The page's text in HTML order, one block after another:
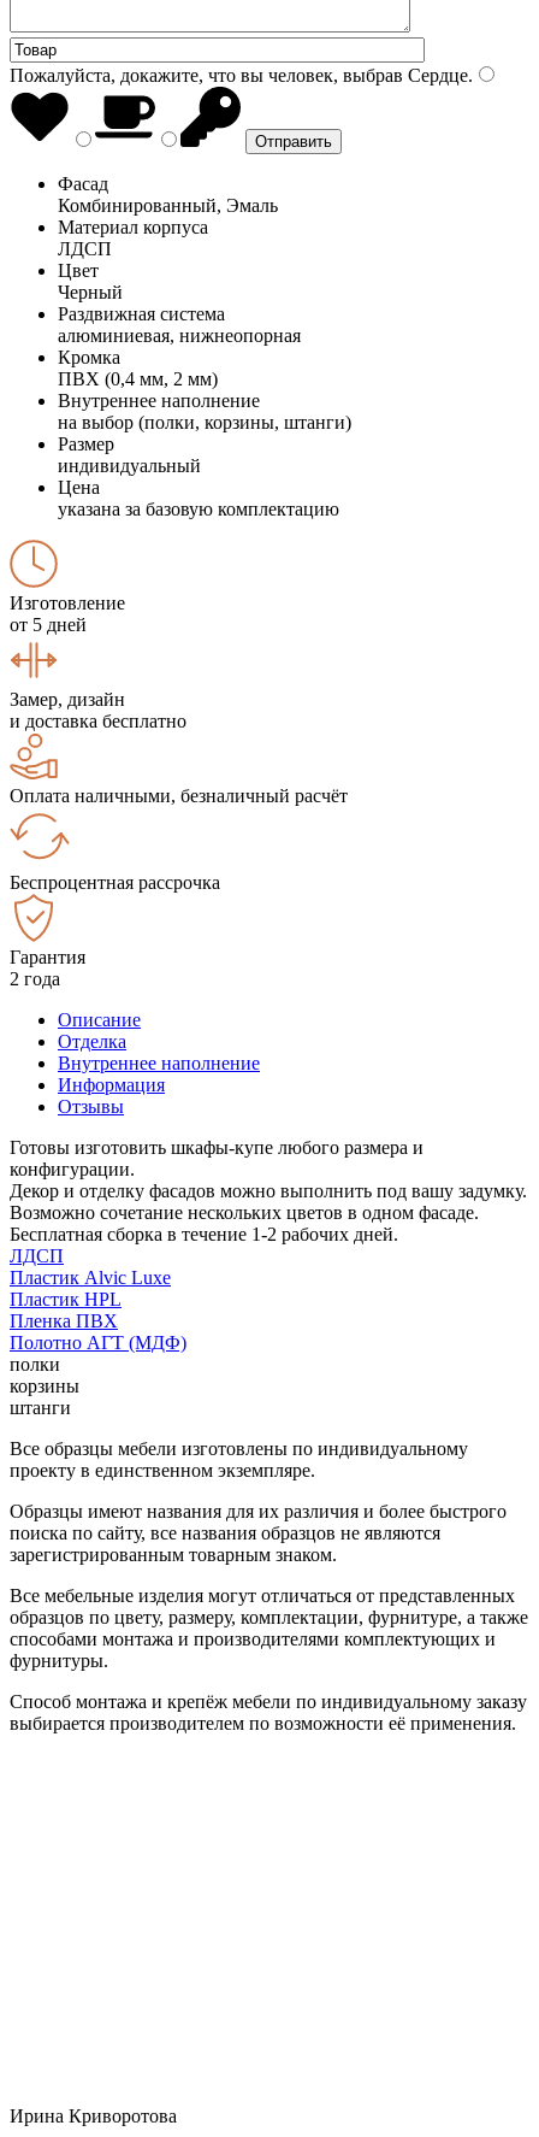
Пожалуйста, докажите, что вы человек, выбрав Сердце.
Фасад
Комбинированный, Эмаль
Материал корпуса
ЛДСП
Цвет
Черный
Раздвижная система
алюминиевая, нижнеопорная
Кромка
ПВХ (0,4 мм, 2 мм)
Внутреннее наполнение
на выбор (полки, корзины, штанги)
Размер
индивидуальный
Цена
указана за базовую комплектацию
Изготовление
от 5 дней
Замер, дизайн
и доставка бесплатно
Оплата наличными, безналичный расчёт
Беспроцентная рассрочка
Гарантия
2 года
Описание
Отделка
Внутреннее наполнение
Информация
Отзывы
Готовы изготовить шкафы-купе любого размера и
конфигурации.
Декор и отделку фасадов можно выполнить под вашу задумку.
Возможно сочетание нескольких цветов в одном фасаде.
Бесплатная сборка в течение 1-2 рабочих дней.
ЛДСП
Пластик Alvic Luxe
Пластик HPL
Пленка ПВХ
Полотно АГТ (МДФ)
полки
корзины
штанги
Все образцы мебели изготовлены по индивидуальному
проекту в единственном экземпляре.
Образцы имеют названия для их различия и более быстрого
поиска по сайту, все названия образцов не являются
зарегистрированным товарным знаком.
Все мебельные изделия могут отличаться от представленных
образцов по цвету, размеру, комплектации, фурнитуре, а также
способами монтажа и производителями комплектующих и
фурнитуры.
Способ монтажа и крепёж мебели по индивидуальному заказу
выбирается производителем по возможности её применения.
Ирина Криворотова